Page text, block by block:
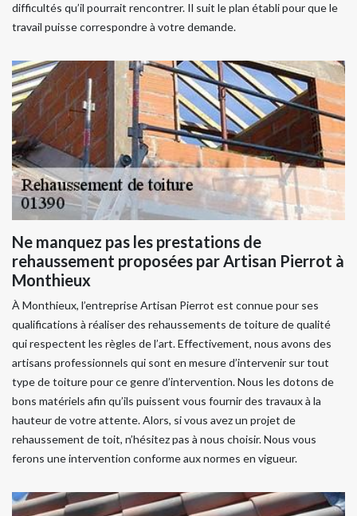
difficultés qu’il pourrait rencontrer. Il suit le plan établi pour que le
travail puisse correspondre à votre demande.
Ne manquez pas les prestations de
rehaussement proposées par Artisan Pierrot à
Monthieux
À Monthieux, l’entreprise Artisan Pierrot est connue pour ses
qualifications à réaliser des rehaussements de toiture de qualité
qui respectent les règles de l’art. Effectivement, nous avons des
artisans professionnels qui sont en mesure d’intervenir sur tout
type de toiture pour ce genre d’intervention. Nous les dotons de
bons matériels afin qu’ils puissent vous fournir des travaux à la
hauteur de votre attente. Alors, si vous avez un projet de
rehaussement de toit, n’hésitez pas à nous choisir. Nous vous
ferons une intervention conforme aux normes en vigueur.